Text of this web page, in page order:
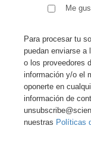
Me
Para procesar tu
puedan enviarse a
o los proveedores
información y/o el
oponerte en
información de
nuestras Políticas